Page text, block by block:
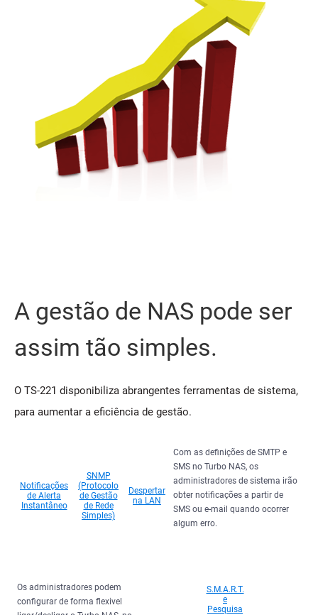
A gestão de NAS pode ser
assim tão simples.
O TS-221 disponibiliza abrangentes ferramentas de sistema,
para aumentar a eficiência de gestão.
Notificações
de Alerta
Instantâneo
SNMP
(Protocolo
de Gestão
de Rede
Simples)
Despertar
na LAN
Com as definições de SMTP e
SMS no Turbo NAS, os
administradores de sistema irão
obter notificações a partir de
SMS ou e-mail quando ocorrer
algum erro.
Os administradores podem
configurar de forma flexivel
S.M.A.R.T.
e
Pesquisa